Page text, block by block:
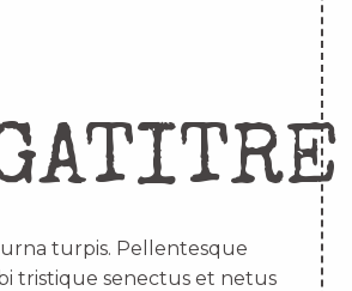
turpis. Pellentesque
tristique senectus et netus